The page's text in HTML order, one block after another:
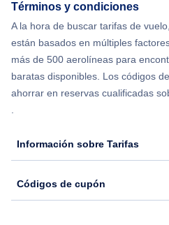
Flights from Nueva York to Hong
Flights from Nueva York to Seúl
Términos y condiciones
A la hora de buscar tarifas de
están basados en múltiples
más de 500 aerolíneas para
baratas disponibles. Los códigos
ahorrar en reservas cualificadas
.
Información sobre Tarifas
Códigos de cupón